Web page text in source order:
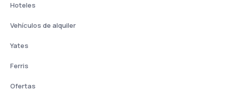
Hoteles
Vehículos de alquiler
Yates
Ferris
Ofertas